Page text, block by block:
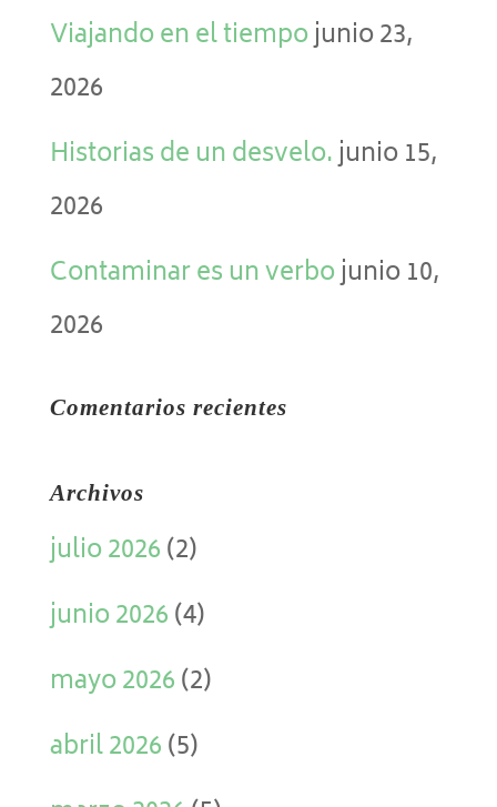
Viajando en el tiempojunio 23,
2026
Historias de un desvelo.junio 15,
2026
Contaminar es un verbojunio 10,
2026
Comentarios recientes
Archivos
julio 2026(2)
junio 2026(4)
mayo 2026(2)
abril 2026(5)